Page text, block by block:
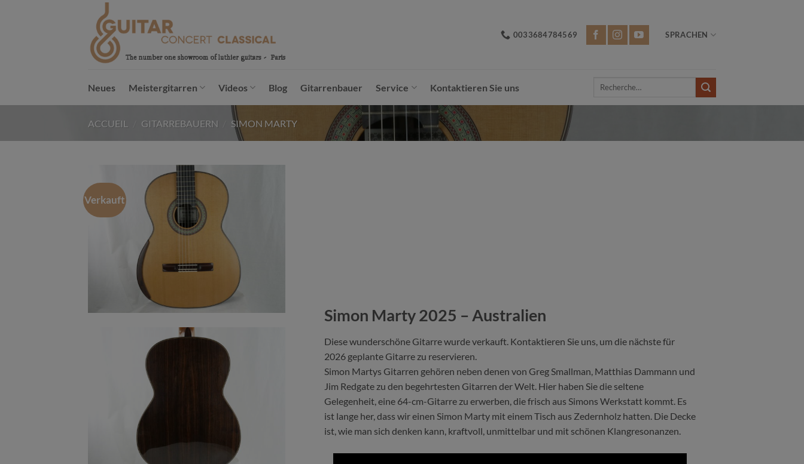
0033684784569 SPRACHEN
Neues Meistergitarren Videos Blog Gitarrenbauer Service Kontaktieren Sie uns
Recherche
ACCUEIL GITARREBAUERN SIMON MARTY
Verkauft
Simon Marty 2025 – Australien
Diese wunderschöne Gitarre wurde verkauft. Kontaktieren Sie uns, um die nächste für
2026 geplante Gitarre zu reservieren.
Simon Martys Gitarren gehören neben denen von Greg Smallman, Matthias Dammann und
Jim Redgate zu den begehrtesten Gitarren der Welt. Hier haben Sie die seltene
Gelegenheit, eine 64-cm-Gitarre zu erwerben, die frisch aus Simons Werkstatt kommt. Es
ist lange her, dass wir einen Simon Marty mit einem Tisch aus Zedernholz hatten. Die Decke
ist, wie man sich denken kann, kraftvoll, unmittelbar und mit schönen Klangresonanzen.